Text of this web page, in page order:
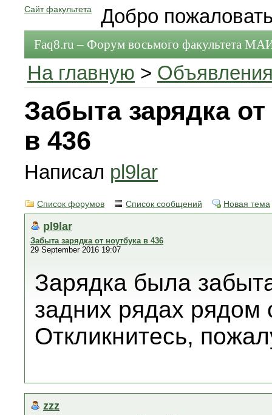
Сайт факультета Добро
Faq8.ru – Форум восьмого факультета
На главную >
Забыта зарядка от
в 436
Написал pl9lar
Список форумов Список сообщений Новая тема
pl9lar
Забыта зарядка от ноутбука в 436
29 September 2016 19:07
Зарядка была
задних рядах рядом
Откликнитесь,
zzz